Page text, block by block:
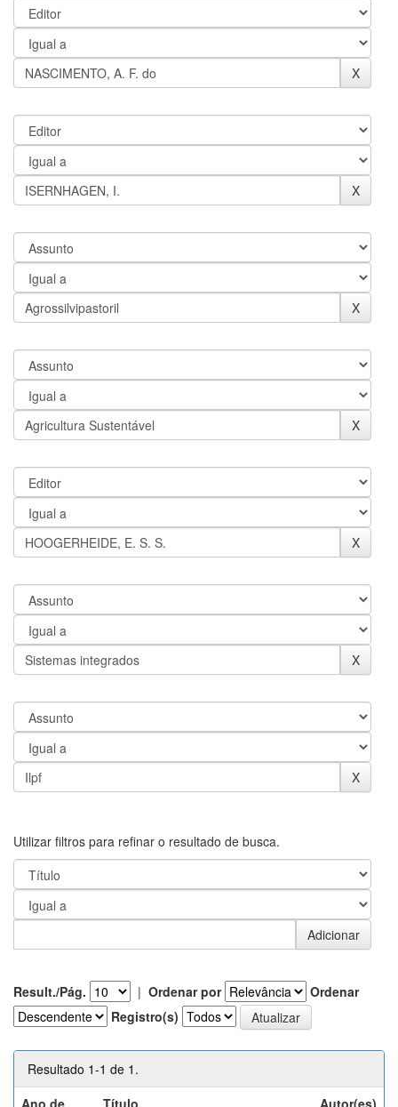
Utilizar filtros para refinar o resultado de busca.
Result./Pág. | Ordenar por
Ordenar
Registro(s)
Resultado 1-1 de 1.
Ano de
Título Autor(es)